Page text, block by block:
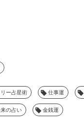
ー占星術 仕事運
の占い 金銭運